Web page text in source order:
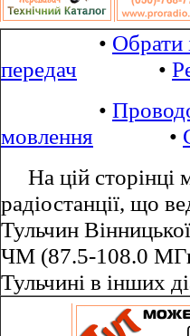
• Обрати
передач •
•
мовлення •
На цій сторінці
радіостанції, що
Тульчин
ЧМ (87.5-108.0
Тульчині в інших